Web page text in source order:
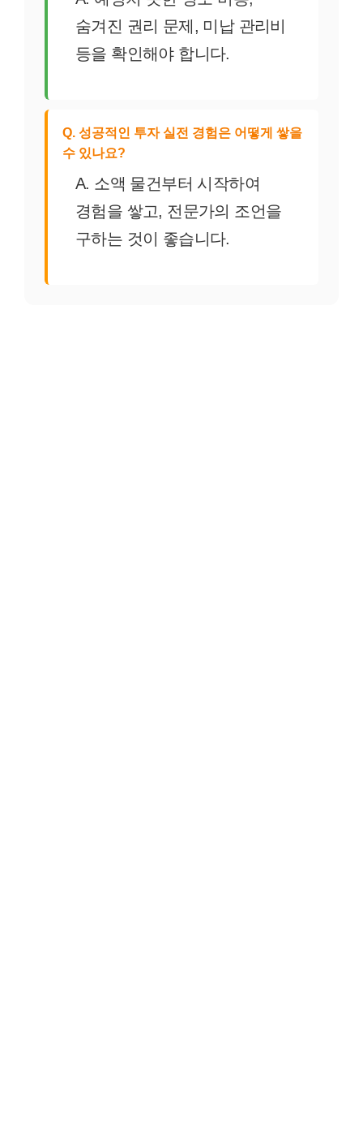
숨겨진 권리 문제, 미납 관리비
등을 확인해야 합니다.
Q. 성공적인 투자 실전 경험은 어떻게 쌓을
수 있나요?
A. 소액 물건부터 시작하여
경험을 쌓고, 전문가의 조언을
구하는 것이 좋습니다.